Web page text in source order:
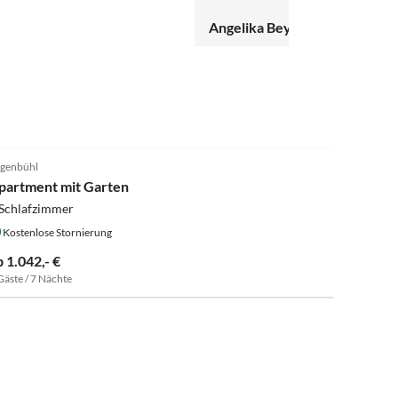
Angelika Beyer
mit Garten
Kostenlose Stornierung
1.042,- €
/ 7 Nächte